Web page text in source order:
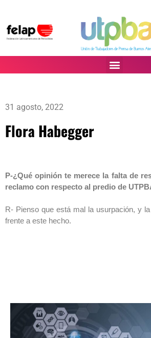
31 agosto, 2022
Flora Habegger
P-¿Qué opinión te merece la falta de
reclamo con respecto al predio de
R- Pienso que está mal la usurpación, y
frente a este hecho.